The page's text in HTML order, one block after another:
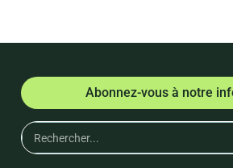
Abonnez-vous à notre